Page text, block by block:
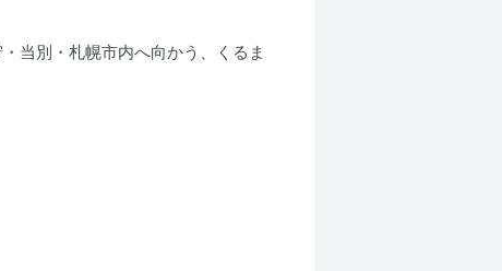
当別・札幌市内へ向かう、くるま